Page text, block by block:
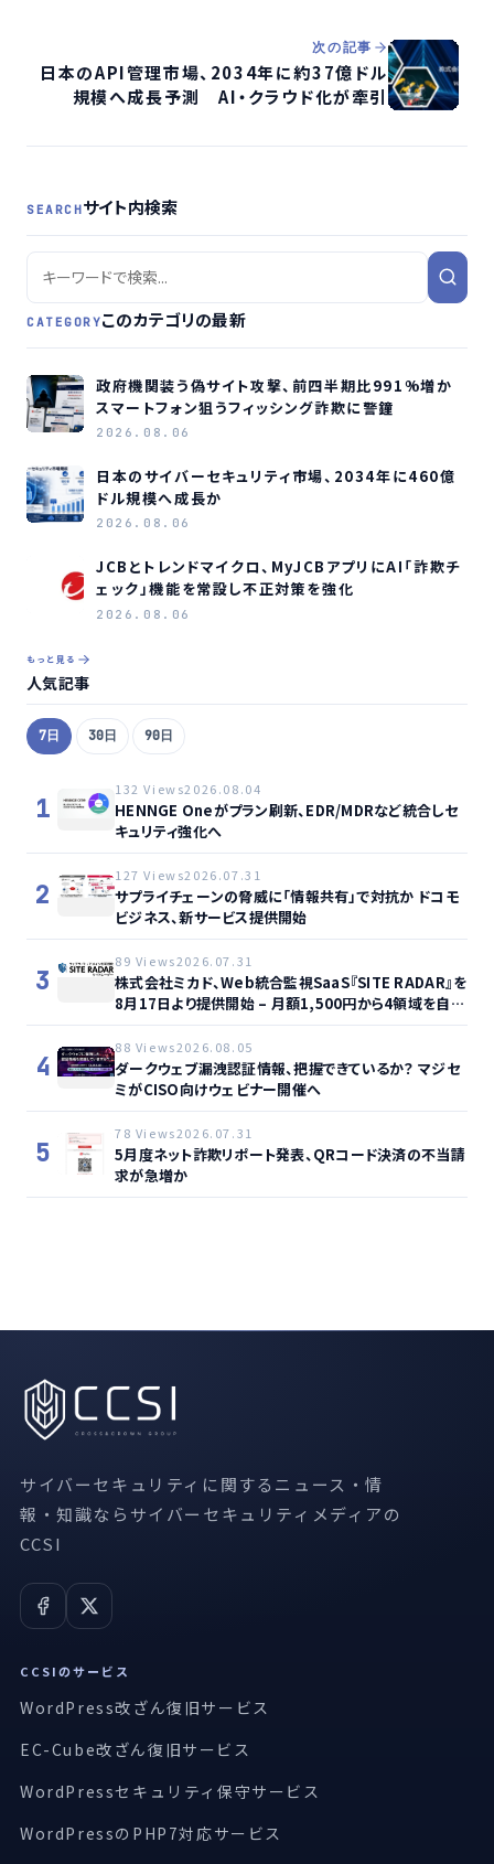
次の記事
日本のAPI管理市場、2034年に約37億ドル
規模へ成長予測 AI・クラウド化が牽引
SEARCHサイト内検索
CATEGORYこのカテゴリの最新
政府機関装う偽サイト攻撃、前四半期比991%増か
スマートフォン狙うフィッシング詐欺に警鐘
2026.08.06
日本のサイバーセキュリティ市場、2034年に460億
ドル規模へ成長か
2026.08.06
JCBとトレンドマイクロ、MyJCBアプリにAI「詐欺チ
ェック」機能を常設し不正対策を強化
2026.08.06
もっと見る
人気記事
7日 30日 90日
1
132 Views2026.08.04
HENNGE Oneがプラン刷新、EDR/MDRなど統合しセ
キュリティ強化へ
2
127 Views2026.07.31
サプライチェーンの脅威に「情報共有」で対抗か ドコモ
ビジネス、新サービス提供開始
3
89 Views2026.07.31
株式会社ミカド、Web統合監視SaaS『SITE RADAR』を
8月17日より提供開始 – 月額1,500円から4領域を自動
監視、動的サイト…
4
88 Views2026.08.05
ダークウェブ漏洩認証情報、把握できているか？ マジセ
ミがCISO向けウェビナー開催へ
5
78 Views2026.07.31
5月度ネット詐欺リポート発表、QRコード決済の不当請
求が急増か
サイバーセキュリティに関するニュース・情
報・知識ならサイバーセキュリティメディアの
CCSI
CCSIのサービス
WordPress改ざん復旧サービス
EC-Cube改ざん復旧サービス
WordPressセキュリティ保守サービス
WordPressのPHP7対応サービス